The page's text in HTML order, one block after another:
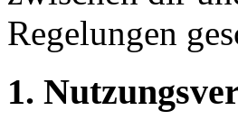
Regelungen
1.